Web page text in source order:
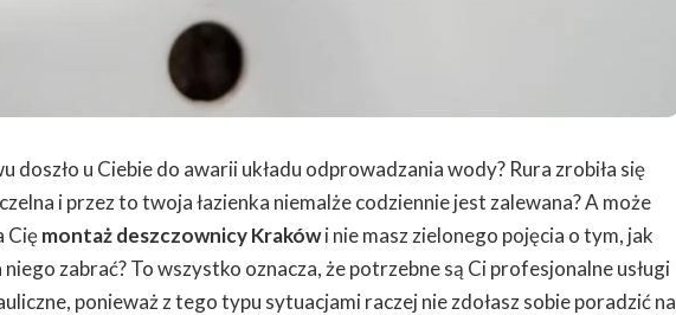
doszło u Ciebie do awarii układu odprowadzania wody? Rura zrobiła się
i przez to twoja łazienka niemalże codziennie jest zalewana? A może
Cięmontaż deszczownicy Krakówi nie masz zielonego pojęcia o tym, jak
niego zabrać? To wszystko oznacza, że potrzebne są Ci profesjonalne usługi
ponieważ z tego typu sytuacjami raczej nie zdołasz sobie poradzić na